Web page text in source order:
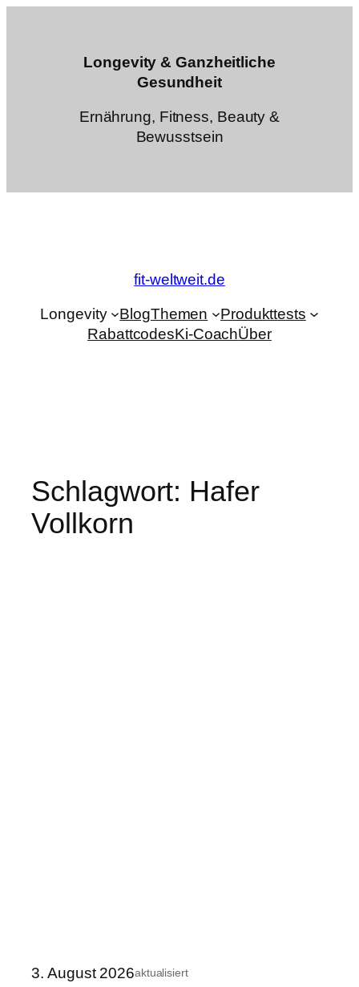
Longevity & Ganzheitliche
Gesundheit
Ernährung, Fitness, Beauty &
Bewusstsein
fit-weltweit.de
Longevity BlogThemen
Produkttests
RabattcodesKi-CoachÜber
Schlagwort: Hafer
Vollkorn
3. August 2026aktualisiert